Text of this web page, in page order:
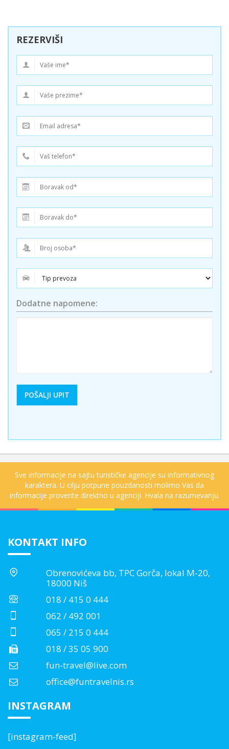
REZERVIŠI
Dodatne napomene:
Sve informacije na sajtu turističke agencije su informativnog
karaktera. U cilju potpune pouzdanosti molimo Vas da
informacije proverite direktno u agenciji. Hvala na razumevanju.
KONTAKT INFO
Obrenovićeva bb, TPC Gorča, lokal M-20,
18000 Niš
018 / 415 0 444
062 / 492 001
065 / 215 0 444
018 / 35 05 900
fun-travel@live.com
office@funtravelnis.rs
INSTAGRAM
[instagram-feed]